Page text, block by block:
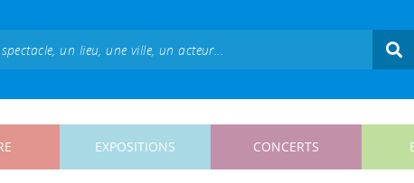
EXPOSITIONS CONCERTS